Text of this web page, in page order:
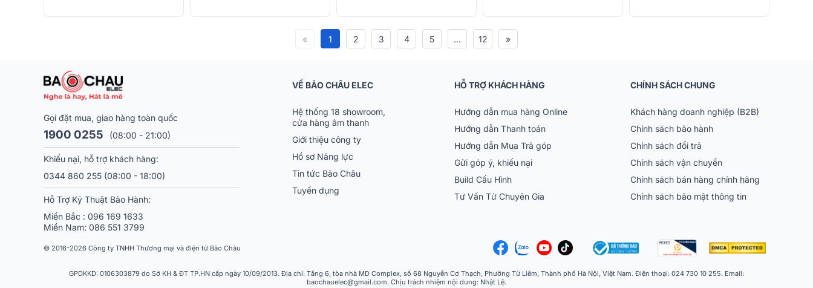
« 1 2 3 4 5 ... 12 »
Gọi đặt mua, giao hàng toàn quốc
1900 0255 (08:00 - 21:00)
Khiếu nại, hỗ trợ khách hàng:
0344 860 255 (08:00 - 18:00)
Hỗ Trợ Kỹ Thuật Bảo Hành:
Miền Bắc : 096 169 1633
Miền Nam: 086 551 3799
VỀ BẢO CHÂU ELEC
Hệ thống 18 showroom,
cửa hàng âm thanh
Giới thiệu công ty
Hồ sơ Năng lực
Tin tức Bảo Châu
Tuyển dụng
HỖ TRỢ KHÁCH HÀNG
Hướng dẫn mua hàng Online
Hướng dẫn Thanh toán
Hướng dẫn Mua Trả góp
Gửi góp ý, khiếu nại
Build Cấu Hình
Tư Vấn Từ Chuyên Gia
CHÍNH SÁCH CHUNG
Khách hàng doanh nghiệp (B2B)
Chính sách bảo hành
Chính sách đổi trả
Chính sách vận chuyển
Chính sách bán hàng chính hãng
Chính sách bảo mật thông tin
© 2016-2026 Công ty TNHH Thương mại và điện tử Bảo Châu
GPDKKD: 0106303879 do Sở KH & ĐT TP.HN cấp ngày 10/09/2013. Địa chỉ: Tầng 6, tòa nhà MD Complex, số 68 Nguyễn Cơ Thạch, Phường Từ Liêm, Thành phố Hà Nội, Việt Nam. Điện thoại: 024 730 10 255. Email:
baochauelec@gmail.com. Chịu trách nhiệm nội dung: Nhật Lệ.